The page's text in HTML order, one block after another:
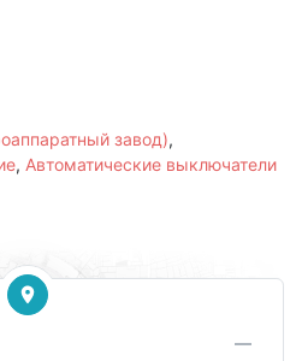
завод),
, Автоматические выключатели